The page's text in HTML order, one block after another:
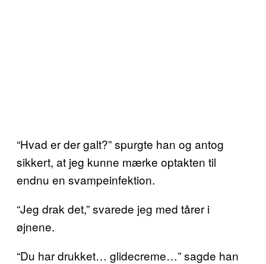
“Hvad er der galt?” spurgte han og antog
sikkert, at jeg kunne mærke optakten til
endnu en svampeinfektion.
“Jeg drak det,” svarede jeg med tårer i
øjnene.
“Du har drukket… glidecreme…” sagde han